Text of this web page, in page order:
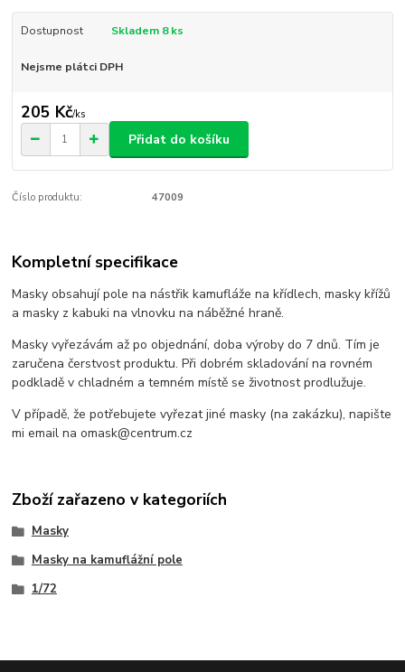
Dostupnost Skladem 8 ks
Nejsme plátci DPH
205 Kč/ks
Přidat do košíku
Číslo produktu: 47009
Kompletní specifikace
Masky obsahují pole na nástřik kamufláže na křídlech, masky křížů
a masky z kabuki na vlnovku na náběžné hraně.
Masky vyřezávám až po objednání, doba výroby do 7 dnů. Tím je
zaručena čerstvost produktu. Při dobrém skladování na rovném
podkladě v chladném a temném místě se životnost prodlužuje.
V případě, že potřebujete vyřezat jiné masky (na zakázku), napište
mi email na omask@centrum.cz
Zboží zařazeno v kategoriích
Masky
Masky na kamuflážní pole
1/72